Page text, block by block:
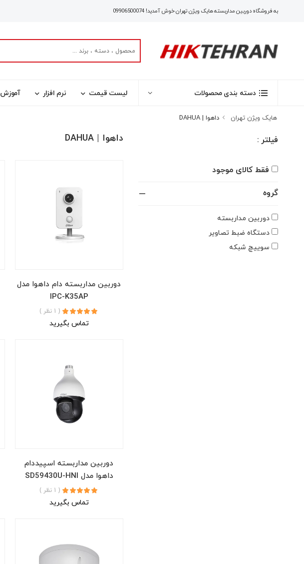
به فروشگاه دوربین مداربسته هایک ویژن تهران خوش آمدید! 09906500074
دسته بندی محصولات لیست قیمت نرم افزار آموزش
هایک ویژن تهران داهوا | DAHUA
فیلتر :
فقط کالای موجود
گروه
دوربین مداربسته
دستگاه ضبط تصاویر
سوییچ شبکه
داهوا | DAHUA
دوربین مداربسته دام داهوا مدل
IPC-K35AP
( 1 نظر )
تماس بگیرید
دوربین مداربسته اسپیددام
داهوا مدل SD59430U-HNI
( 1 نظر )
تماس بگیرید